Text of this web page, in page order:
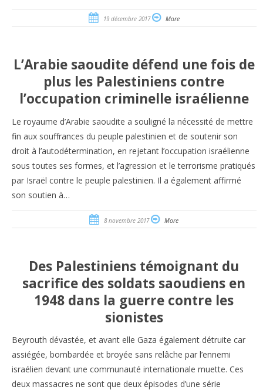
19 décembre 2017 More
L’Arabie saoudite défend une fois de
plus les Palestiniens contre
l’occupation criminelle israélienne
Le royaume d’Arabie saoudite a souligné la nécessité de mettre
fin aux souffrances du peuple palestinien et de soutenir son
droit à l’autodétermination, en rejetant l’occupation israélienne
sous toutes ses formes, et l’agression et le terrorisme pratiqués
par Israël contre le peuple palestinien. Il a également affirmé
son soutien à…
8 novembre 2017 More
Des Palestiniens témoignant du
sacrifice des soldats saoudiens en
1948 dans la guerre contre les
sionistes
Beyrouth dévastée, et avant elle Gaza également détruite car
assiégée, bombardée et broyée sans relâche par l’ennemi
israélien devant une communauté internationale muette. Ces
deux massacres ne sont que deux épisodes d’une série